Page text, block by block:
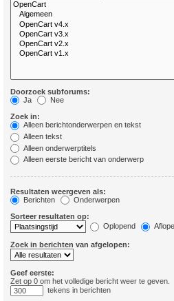
Doorzoek subforums:
Ja
Nee
Zoek in:
Alleen berichtonderwerpen en tekst
Alleen tekst
Alleen onderwerptitels
Alleen eerste bericht van onderwerp
Resultaten weergeven als:
Berichten
Onderwerpen
Sorteer resultaten op:
Oplopend
Zoek in berichten van afgelopen:
Geef eerste:
Zet op 0 om het volledige bericht weer te geven.
tekens in berichten